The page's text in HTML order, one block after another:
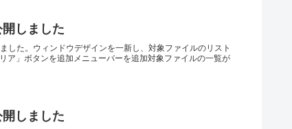
しました
した。ウィンドウデザインを一新し、対象ファイルのリスト
ア」ボタンを追加メニューバーを追加対象ファイルの一覧が
しました